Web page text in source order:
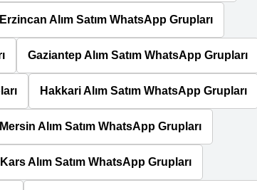
Erzincan Alım Satım WhatsApp Grupları
Gaziantep Alım Satım WhatsApp Grupları
Hakkari Alım Satım WhatsApp Grupları
Mersin Alım Satım WhatsApp Grupları
Kars Alım Satım WhatsApp Grupları